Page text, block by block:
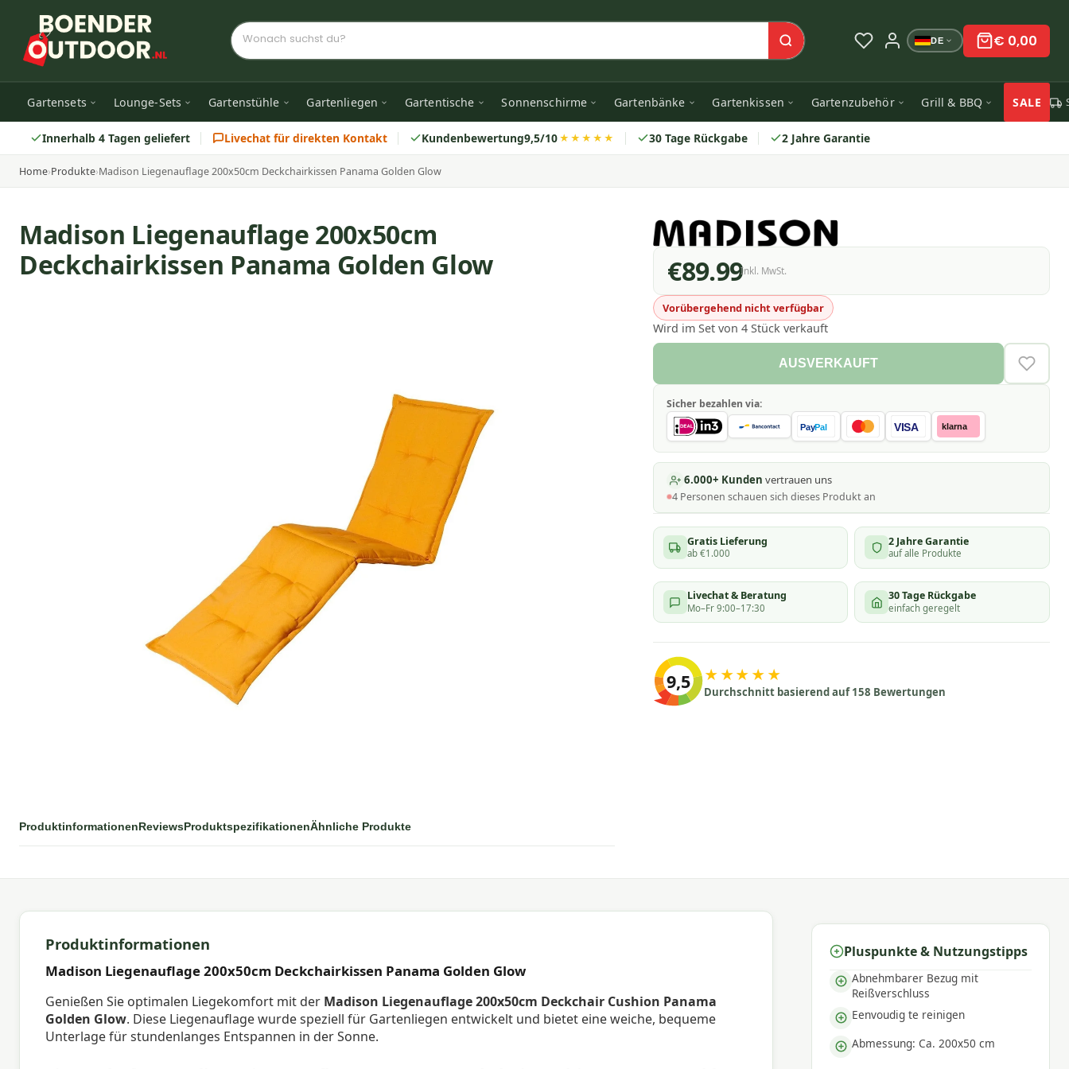
DE € 0,00
Gartensets Lounge-Sets Gartenstühle Gartenliegen Gartentische Sonnenschirme Gartenbänke Gartenkissen Gartenzubehör Grill & BBQ SALE
Innerhalb 4 Tagen geliefert Livechat für direkten Kontakt Kundenbewertung9,5/10★★★★★ 30 Tage Rückgabe 2 Jahre Garantie
Home›Produkte›Madison Liegenauflage 200x50cm Deckchairkissen Panama Golden Glow
Madison Liegenauflage 200x50cm
Deckchairkissen Panama Golden Glow
ProduktinformationenReviewsProduktspezifikationenÄhnliche Produkte
€89.99Inkl. MwSt.
Vorübergehend nicht verfügbar
Wird im Set von 4 Stück verkauft
AUSVERKAUFT
Sicher bezahlen via:
PayPal VISA klarna
6.000+ Kunden vertrauen uns
4 Personen schauen sich dieses Produkt an
Gratis Lieferung
ab €1.000
2 Jahre Garantie
auf alle Produkte
Livechat & Beratung
Mo–Fr 9:00–17:30
30 Tage Rückgabe
einfach geregelt
9,5 ★★★★★
Durchschnitt basierend auf 158 Bewertungen
Produktinformationen
Madison Liegenauflage 200x50cm Deckchairkissen Panama Golden Glow
Genießen Sie optimalen Liegekomfort mit der Madison Liegenauflage 200x50cm Deckchair Cushion Panama
Golden Glow. Diese Liegenauflage wurde speziell für Gartenliegen entwickelt und bietet eine weiche, bequeme
Unterlage für stundenlanges Entspannen in der Sonne.
Pluspunkte & Nutzungstipps
Abnehmbarer Bezug mit
Reißverschluss
Eenvoudig te reinigen
Abmessung: Ca. 200x50 cm